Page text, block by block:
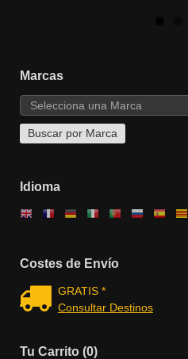
Marcas
Idioma
Costes de Envío
GRATIS *
Consultar Destinos
Tu Carrito (0)